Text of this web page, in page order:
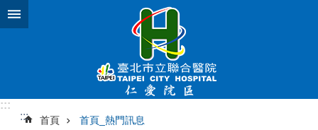
跳到主要內容區塊
:::
:::
首頁 首頁_熱門訊息